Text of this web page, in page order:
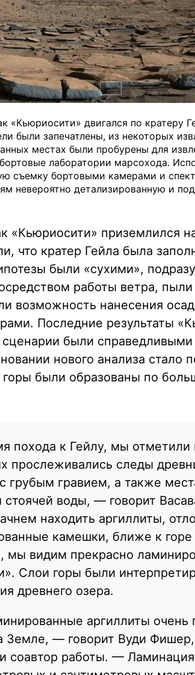
«Кьюриосити» двигался по кратеру
были запечатлены, из некоторых
местах были пробурены для
лаборатории марсохода.
съемку бортовыми камерами и
невероятно детализированную и
«Кьюриосити» приземлился
что кратер Гейла была
были «сухими»,
работы ветра, пыли
возможность нанесения
Последние результаты
были
нового анализа стало
были образованы по
похода к Гейлу, мы отметили
прослеживались следы
грубым гравием, а также
воды, — говорит
находить аргиллиты,
камешки, ближе к
мы видим прекрасно
Слои горы были
древнего озера.
аргиллиты
Земле, — говорит Вуди Фишер,
соавтор работы. —